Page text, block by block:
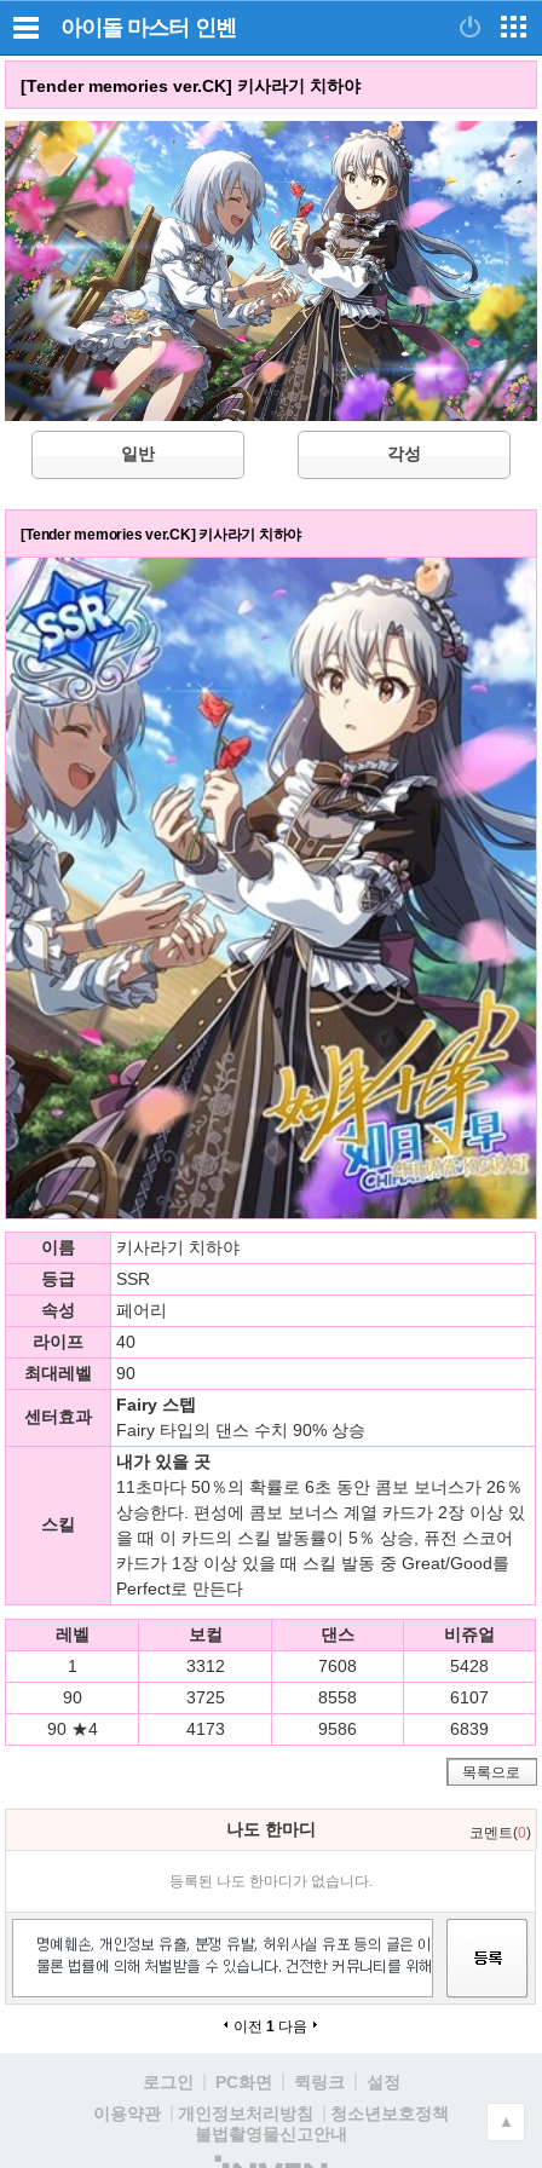
아이돌 마스터 인벤
[Tender memories ver.CK] 키사라기 치하야
일반 각성
[Tender memories ver.CK] 키사라기 치하야
이름
키사라기 치하야
등급
SSR
속성
페어리
라이프
40
최대레벨
90
센터효과
Fairy 스텝
Fairy 타입의 댄스 수치 90% 상승
스킬
내가 있을 곳
11초마다 50％의 확률로 6초 동안 콤보 보너스가 26％
상승한다. 편성에 콤보 보너스 계열 카드가 2장 이상 있
을 때 이 카드의 스킬 발동률이 5％ 상승, 퓨전 스코어
카드가 1장 이상 있을 때 스킬 발동 중 Great/Good를
Perfect로 만든다
레벨 보컬 댄스
비쥬얼
1
3312 7608
5428
90
3725 8558
6107
90 ★4
4173 9586 6839
목록으로
나도 한마디 코멘트(0)
등록된 나도 한마디가 없습니다.
이전 1 다음
로그인 PC화면 퀵링크
설정
이용약관
개인정보처리방침
청소년보호정책
불법촬영물신고안내
▲